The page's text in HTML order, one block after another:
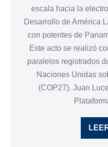
escala hacia la
Desarrollo de América
con potentes de
Este acto se realizó
paralelos registrados
Naciones Unidas
(COP27). Juan